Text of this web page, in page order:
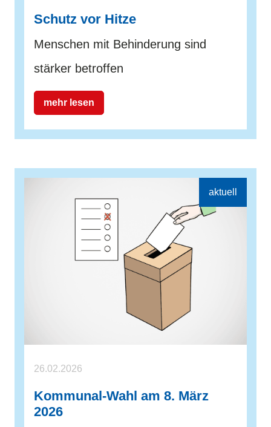
Schutz vor Hitze
Menschen mit Behinderung sind
stärker betroffen
mehr lesen
26.02.2026
Kommunal-Wahl am 8. März
2026